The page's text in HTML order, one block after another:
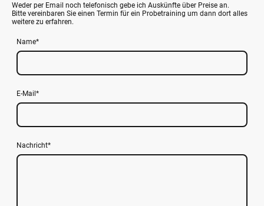
Weder per Email noch telefonisch gebe ich Auskünfte über Preise an.
Bitte vereinbaren Sie einen Termin für ein Probetraining um dann dort alles
weitere zu erfahren.
Name*
E-Mail *
Nachricht*